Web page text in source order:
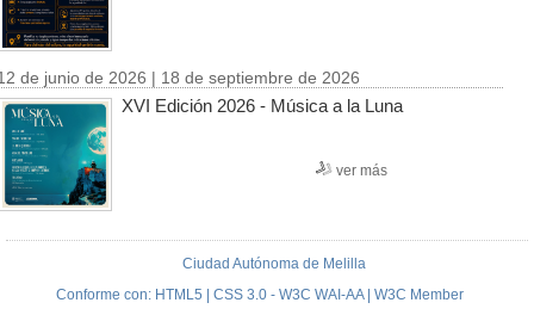
de junio de 2026 | 18 de septiembre de 2026
XVI Edición 2026 - Música a la Luna
ver más
Ciudad Autónoma de Melilla
Conforme con: HTML5 | CSS 3.0 - W3C WAI-AA | W3C Member